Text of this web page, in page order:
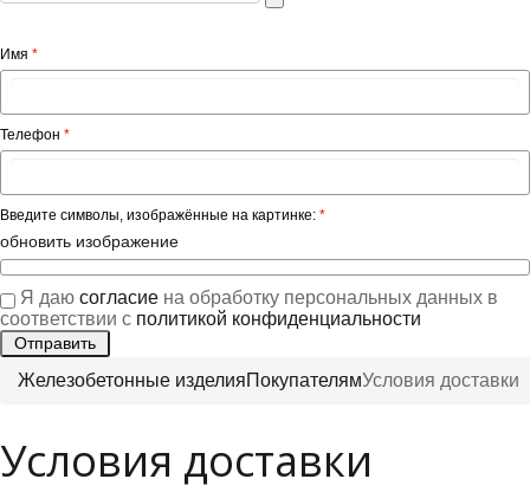
Имя *
Телефон *
Введите символы, изображённые на картинке: *
обновить изображение
Я даю согласие на обработку персональных данных в
соответствии с политикой конфиденциальности
Железобетонные изделияПокупателямУсловия доставки
Условия доставки